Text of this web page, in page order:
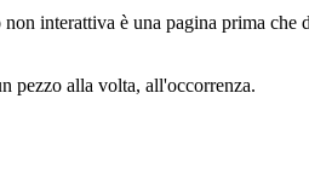
interattiva è una pagina prima
pezzo alla volta, all'occorrenza.